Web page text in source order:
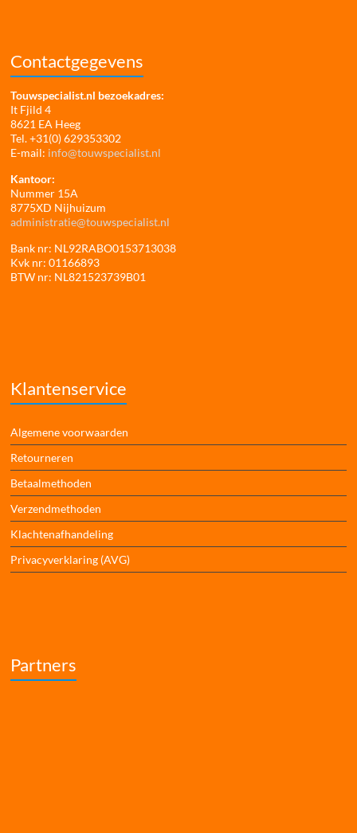
Contactgegevens
Touwspecialist.nl bezoekadres:
It Fjild 4
8621 EA Heeg
Tel. +31(0) 629353302
E-mail: info@touwspecialist.nl
Kantoor:
Nummer 15A
8775XD Nijhuizum
administratie@touwspecialist.nl
Bank nr: NL92RABO0153713038
Kvk nr: 01166893
BTW nr: NL821523739B01
Klantenservice
Algemene voorwaarden
Retourneren
Betaalmethoden
Verzendmethoden
Klachtenafhandeling
Privacyverklaring (AVG)
Partners